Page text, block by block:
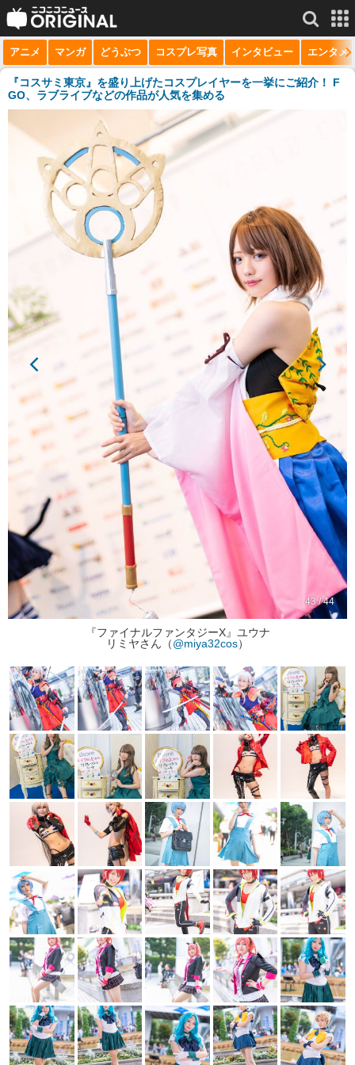
サービス一覧 もっと見る
niconico
生放送
ニュース
チャンネル
マンガ
アニメ マンガ どうぶつ コスプレ写真 インタビュー エンタメ
『コスサミ東京』を盛り上げたコスプレイヤーを一挙にご紹介！ F
GO、ラブライブなどの作品が人気を集める
43 / 44
『ファイナルファンタジーX』ユウナ
リミヤさん（@miya32cos）